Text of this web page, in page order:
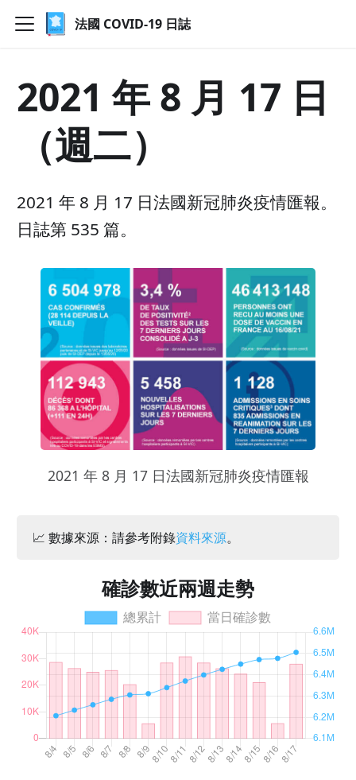
法國 COVID-19 日誌
2021 年 8 月 17 日
（週二）
2021 年 8 月 17 日法國新冠肺炎疫情匯報。
日誌第 535 篇。
2021 年 8 月 17 日法國新冠肺炎疫情匯報
📈 數據來源：請參考附錄資料來源。
確診數近兩週走勢